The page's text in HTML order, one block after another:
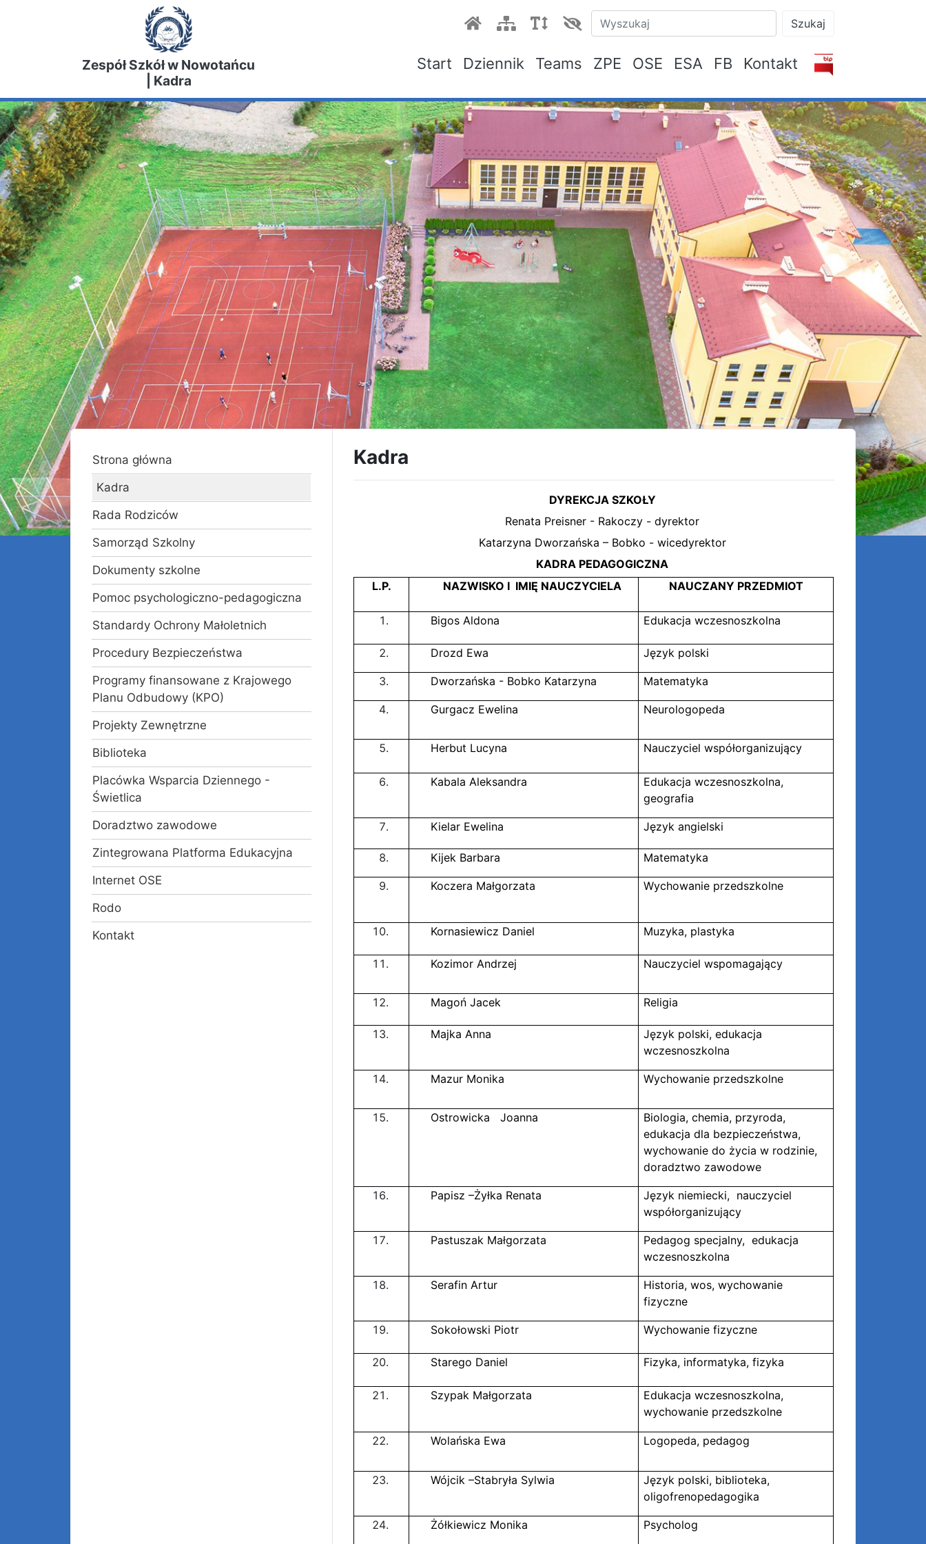
Zespół Szkół w Nowotańcu
| Kadra
Szukaj
Start Dziennik Teams ZPE OSE ESA FB Kontakt
Strona główna
Kadra
Rada Rodziców
Samorząd Szkolny
Dokumenty szkolne
Pomoc psychologiczno-pedagogiczna
Standardy Ochrony Małoletnich
Procedury Bezpieczeństwa
Programy finansowane z Krajowego
Planu Odbudowy (KPO)
Projekty Zewnętrzne
Biblioteka
Placówka Wsparcia Dziennego -
Świetlica
Doradztwo zawodowe
Zintegrowana Platforma Edukacyjna
Internet OSE
Rodo
Kontakt
Kadra
DYREKCJA SZKOŁY
Renata Preisner - Rakoczy - dyrektor
Katarzyna Dworzańska – Bobko - wicedyrektor
KADRA PEDAGOGICZNA
L.P.
NAZWISKO I IMIĘ NAUCZYCIELA NAUCZANY PRZEDMIOT
Bigos Aldona Edukacja wczesnoszkolna
Drozd Ewa Język polski
Dworzańska - Bobko Katarzyna Matematyka
Gurgacz Ewelina Neurologopeda
Herbut Lucyna Nauczyciel współorganizujący
Kabala Aleksandra
Edukacja wczesnoszkolna,
geografia
Kielar Ewelina Język angielski
Kijek Barbara Matematyka
Koczera Małgorzata Wychowanie przedszkolne
Kornasiewicz Daniel Muzyka, plastyka
Kozimor Andrzej Nauczyciel wspomagający
Magoń Jacek Religia
Majka Anna
Język polski, edukacja
wczesnoszkolna
Mazur Monika Wychowanie przedszkolne
Ostrowicka Joanna
Biologia, chemia, przyroda,
edukacja dla bezpieczeństwa,
wychowanie do życia w rodzinie,
doradztwo zawodowe
Papisz –Żyłka Renata
Język niemiecki, nauczyciel
współorganizujący
Pastuszak Małgorzata
Pedagog specjalny, edukacja
wczesnoszkolna
Serafin Artur
Historia, wos, wychowanie
fizyczne
Sokołowski Piotr Wychowanie fizyczne
Starego Daniel Fizyka, informatyka, fizyka
Szypak Małgorzata
Edukacja wczesnoszkolna,
wychowanie przedszkolne
Wolańska Ewa Logopeda, pedagog
Wójcik –Stabryła Sylwia
Język polski, biblioteka,
oligofrenopedagogika
Żółkiewicz Monika Psycholog